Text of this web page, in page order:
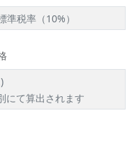
準税率（10%）
にて算出されます